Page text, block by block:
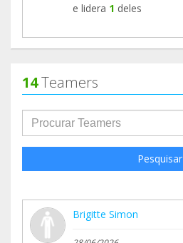
e lidera 1 deles
14Teamers
Pesquisar
Brigitte Simon